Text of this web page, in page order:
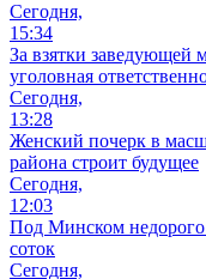
Сегодня,
15:34
За взятки заведующей
уголовная
Сегодня,
13:28
Женский почерк в
района строит будущее
Сегодня,
12:03
Под Минском недорого
соток
Сегодня,